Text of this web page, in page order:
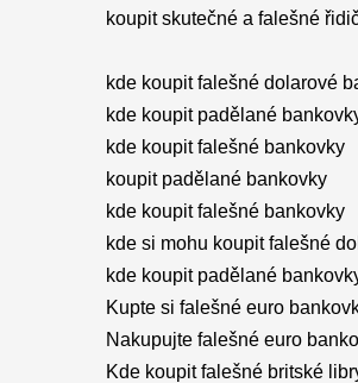
koupit skutečné a falešné
kde koupit falešné dolarové
kde koupit padělané
kde koupit falešné bankovky
koupit padělané bankovky
kde koupit falešné bankovky
kde si mohu koupit falešné
kde koupit padělané
Kupte si falešné euro
Nakupujte falešné euro
Kde koupit falešné britské